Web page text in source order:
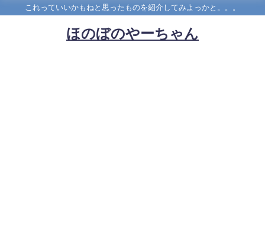
これっていいかもねと思ったものを紹介してみよっかと。。。
ほのぼのやーちゃん